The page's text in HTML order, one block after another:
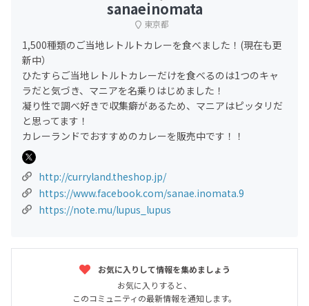
sanaeinomata
東京都
1,500種類のご当地レトルトカレーを食べました！(現在も更
新中）
ひたすらご当地レトルトカレーだけを食べるのは1つのキャ
ラだと気づき、マニアを名乗りはじめました！
凝り性で調べ好きで収集癖があるため、マニアはピッタリだ
と思ってます！
カレーランドでおすすめのカレーを販売中です！！
http://curryland.theshop.jp/
https://www.facebook.com/sanae.inomata.9
https://note.mu/lupus_lupus
お気に入りして情報を集めましょう
お気に入りすると、
このコミュニティの最新情報を通知します。